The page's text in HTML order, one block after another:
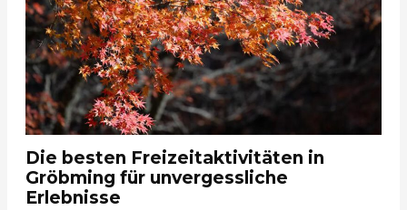
Die besten Freizeitaktivitäten in
Gröbming für unvergessliche
Erlebnisse